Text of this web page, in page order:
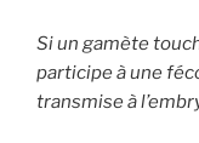
Si un gamète
participe à une
transmise à